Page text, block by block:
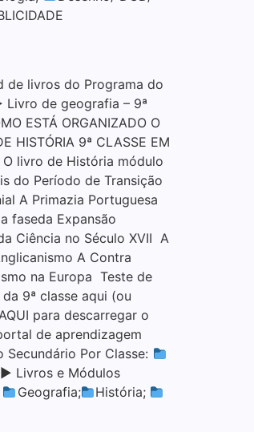
de livros do Programa do
Livro de geografia – 9ª
ESTÁ ORGANIZADO O
HISTÓRIA 9ª CLASSE EM
O livro de História módulo
do Período de Transição
A Primazia Portuguesa
faseda Expansão
Ciência no Século XVII A
A Contra
na Europa Teste de
9ª classe aqui (ou
para descarregar o
de aprendizagem
Por Classe:
Livros e Módulos
Geografia;
História;